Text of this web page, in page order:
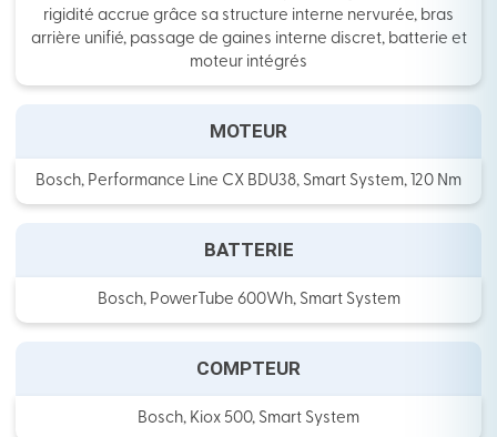
rigidité accrue grâce sa structure interne nervurée, bras
arrière unifié, passage de gaines interne discret, batterie et
moteur intégrés
MOTEUR
Bosch, Performance Line CX BDU38, Smart System, 120 Nm
BATTERIE
Bosch, PowerTube 600Wh, Smart System
COMPTEUR
Bosch, Kiox 500, Smart System